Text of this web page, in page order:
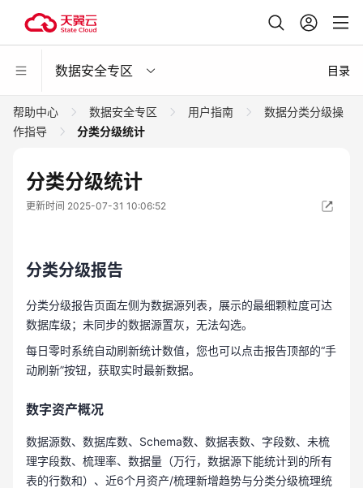
数据安全专区 目录
帮助中心 数据安全专区 用户指南
数据分类分级操
作指导
分类分级统计
分类分级统计
更新时间 2025-07-31 10:06:52
分类分级报告
分类分级报告页面左侧为数据源列表，展示的最细颗粒度可达
数据库级；未同步的数据源置灰，无法勾选。
每日零时系统自动刷新统计数值，您也可以点击报告顶部的“手
动刷新”按钮，获取实时最新数据。
数字资产概况
数据源数、数据库数、Schema数、数据表数、字段数、未梳
理字段数、梳理率、数据量（万行，数据源下能统计到的所有
表的行数和）、近6个月资产/梳理新增趋势与分类分级梳理统